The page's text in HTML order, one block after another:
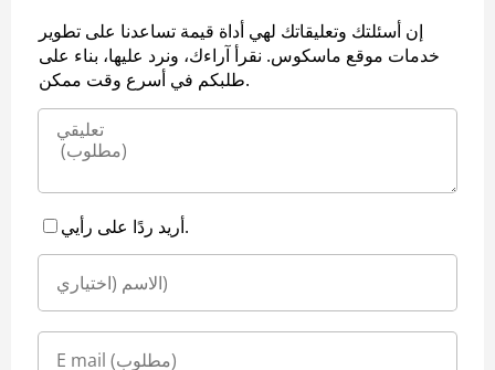
إن أسئلتك وتعليقاتك لهي أداة قيمة تساعدنا على تطوير
خدمات موقع ماسكوس. نقرأ آراءك، ونرد عليها، بناء على
طلبكم في أسرع وقت ممكن.
أريد ردًا على رأيي.